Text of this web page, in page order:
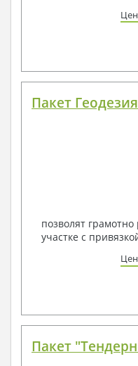
Пакет Геодезия
позволят
участке с
Пакет